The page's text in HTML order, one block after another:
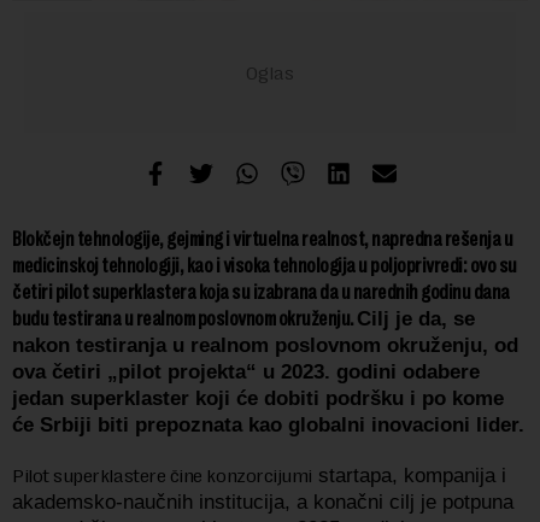
Blokčejn tehnologije, gejming i virtuelna realnost, napredna rešenja u
medicinskoj tehnologiji, kao i visoka tehnologija u poljoprivredi: ovo su
četiri pilot superklastera koja su izabrana da u narednih godinu dana
budu testirana u realnom poslovnom okruženju. Cilj je da, se
nakon testiranja u realnom poslovnom okruženju, od
ova četiri „pilot projekta“ u 2023. godini odabere
jedan superklaster koji će dobiti podršku i po kome
će Srbiji biti prepoznata kao globalni inovacioni lider.
Pilot superklastere čine konzorcijumi startapa, kompanija i
akademsko-naučnih institucija, a konačni cilj je potpuna